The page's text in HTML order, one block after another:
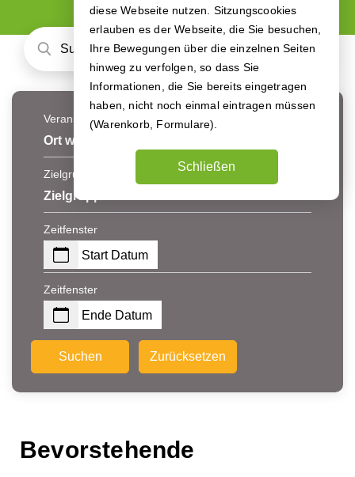
diese Webseite nutzen. Sitzungscookies
erlauben es der Webseite, die Sie besuchen,
Ihre Bewegungen über die einzelnen Seiten
hinweg zu verfolgen, so dass Sie
Informationen, die Sie bereits eingetragen
haben, nicht noch einmal eintragen müssen
(Warenkorb, Formulare).
Schließen
Veranstaltungsort
Ort wählen
Zielgruppe
Zielgruppe
Zeitfenster
Start Datum
Zeitfenster
Ende Datum
Suchen Zurücksetzen
Bevorstehende